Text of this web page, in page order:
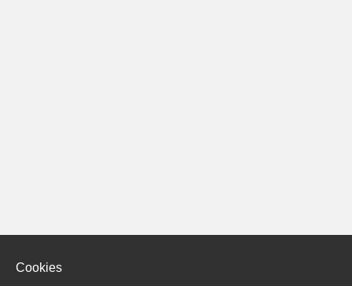
Cookies